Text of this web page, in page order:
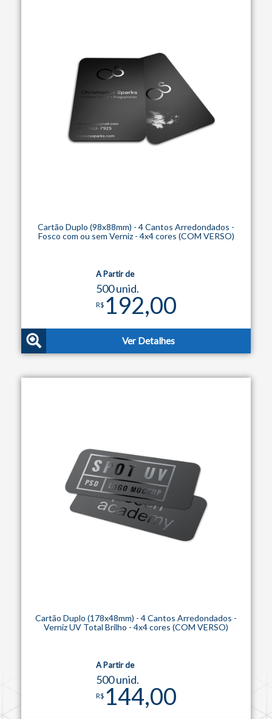
Cartão Duplo (98x88mm) - 4 Cantos Arredondados -
Fosco com ou sem Verniz - 4x4 cores (COM VERSO)
A Partir de
500 unid.
R$ 192,00
Ver Detalhes
Cartão Duplo (178x48mm) - 4 Cantos Arredondados -
Verniz UV Total Brilho - 4x4 cores (COM VERSO)
A Partir de
500 unid.
R$ 144,00